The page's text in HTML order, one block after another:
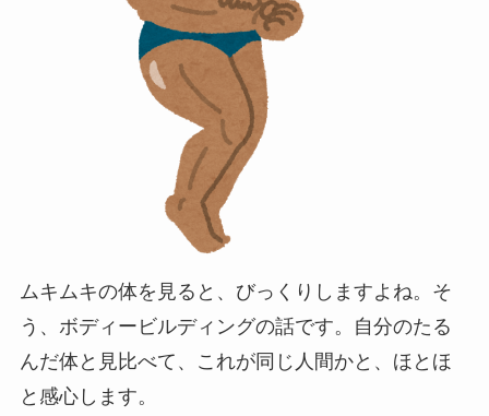
ムキムキの体を見ると、びっくりしますよね。そ
う、ボディービルディングの話です。自分のたる
んだ体と見比べて、これが同じ人間かと、ほとほ
と感心します。